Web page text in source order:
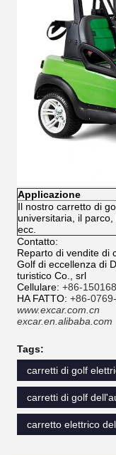
Applicazione
Il nostro carretto di
universitaria, il
ecc.
Contatto:
Reparto di vendite di
Golf di eccellenza di
turistico Co., srl
Cellulare: +86-
HA FATTO: +86-
www.excar.com.cn
excar.en.alibaba.com
Tags:
carretti di golf
carretti di golf
carretto elettrico